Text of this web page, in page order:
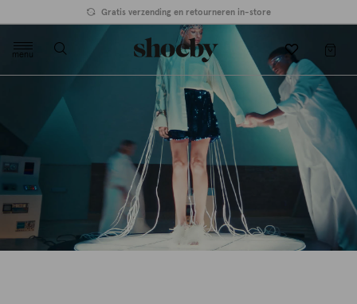
Gratis verzending en retourneren in-store
menu
label.header.toggle